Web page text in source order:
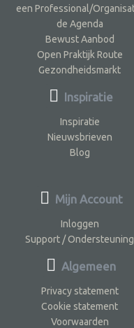
een Professional/
de Agenda
Bewust Aanbod
Open Praktijk Route
Gezondheidsmarkt
Inspiratie
Inspiratie
Nieuwsbrieven
Blog
Mijn Account
Inloggen
Support / Ondersteuning
Algemeen
Privacy statement
Cookie statement
Voorwaarden